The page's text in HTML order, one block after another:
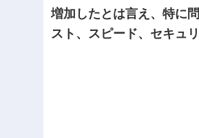
増加したとは言え、特に
スト、スピード、セキュ